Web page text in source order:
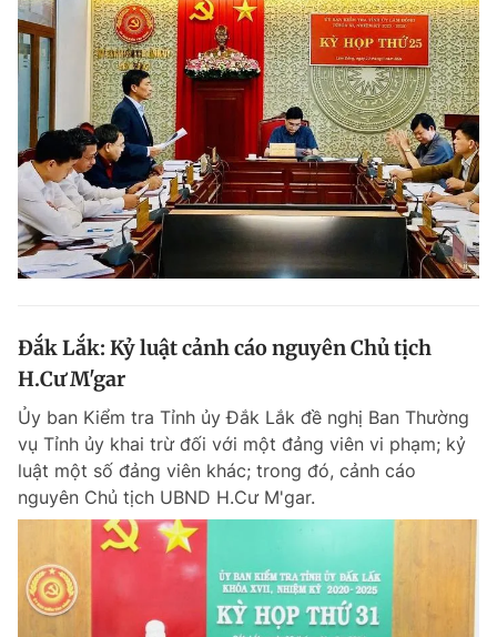
Đắk Lắk: Kỷ luật cảnh cáo nguyên Chủ tịch
H.Cư M'gar
Ủy ban Kiểm tra Tỉnh ủy Đắk Lắk đề nghị Ban Thường
vụ Tỉnh ủy khai trừ đối với một đảng viên vi phạm; kỷ
luật một số đảng viên khác; trong đó, cảnh cáo
nguyên Chủ tịch UBND H.Cư M'gar.